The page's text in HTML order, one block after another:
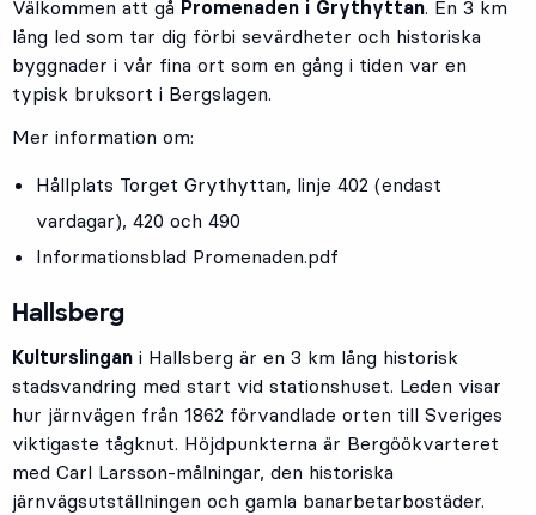
Välkommen att gå Promenaden i Grythyttan. En 3 km
lång led som tar dig förbi sevärdheter och historiska
byggnader i vår fina ort som en gång i tiden var en
typisk bruksort i Bergslagen.
Mer information om:
Hållplats Torget Grythyttan, linje 402 (endast
vardagar), 420 och 490
Informationsblad Promenaden.pdf
Hallsberg
Kulturslingan i Hallsberg är en 3 km lång historisk
stadsvandring med start vid stationshuset. Leden visar
hur järnvägen från 1862 förvandlade orten till Sveriges
viktigaste tågknut. Höjdpunkterna är Bergöökvarteret
med Carl Larsson-målningar, den historiska
järnvägsutställningen och gamla banarbetarbostäder.